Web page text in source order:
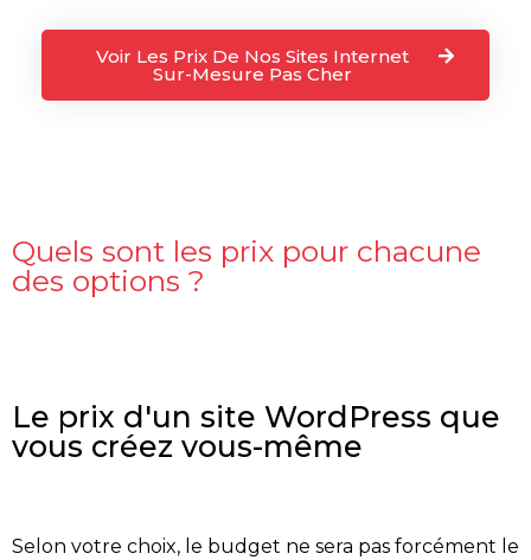
Voir Les Prix De Nos Sites Internet
Sur-Mesure Pas Cher
Quels sont les prix pour chacune
des options ?
Le prix d'un site WordPress que
vous créez vous-même
Selon votre choix, le budget ne sera pas forcément le